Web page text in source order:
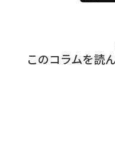
このコラムを読